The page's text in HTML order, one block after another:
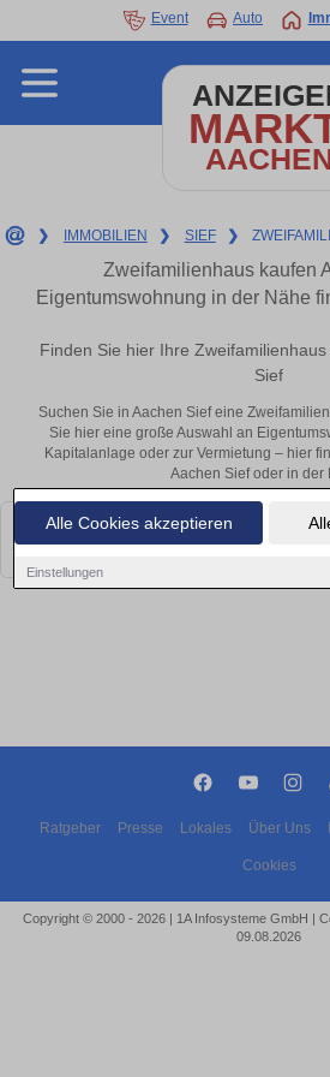
Alle Cookies akzeptieren
Einstellungen
Event Auto
❯ IMMOBILIEN ❯ SIEF ❯
Zweifamilienhaus kaufen
Eigentumswohnung in der Nähe
Finden Sie hier Ihre
Sief
Suchen Sie in Aachen Sief eine
Sie hier eine große Auswahl an
Kapitalanlage oder zur Vermietung – hier
Aachen Sief oder in der
Leider konnten wir derzeit keine passenden
bald wieder vorbei!
Ratgeber Presse Lokales Über Uns
Cookies
Copyright © 2000 - 2026 | 1A Infosysteme GmbH |
09.08.2026